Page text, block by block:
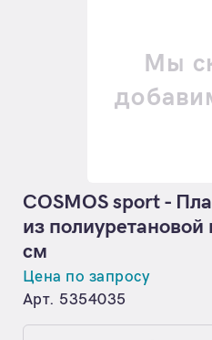
Мы
COSMOS sport -
из
см
Цена по запросу
Арт. 5354035